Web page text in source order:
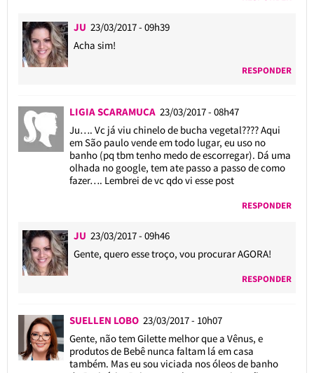
JU 23/03/2017 - 09h39
Acha sim!
RESPONDER
LIGIA SCARAMUCA 23/03/2017 - 08h47
Ju…. Vc já viu chinelo de bucha vegetal???? Aqui
em São paulo vende em todo lugar, eu uso no
banho (pq tbm tenho medo de escorregar). Dá uma
olhada no google, tem ate passo a passo de como
fazer…. Lembrei de vc qdo vi esse post
RESPONDER
JU 23/03/2017 - 09h46
Gente, quero esse troço, vou procurar AGORA!
RESPONDER
SUELLEN LOBO 23/03/2017 - 10h07
Gente, não tem Gilette melhor que a Vênus, e
produtos de Bebê nunca faltam lá em casa
também. Mas eu sou viciada nos óleos de banho